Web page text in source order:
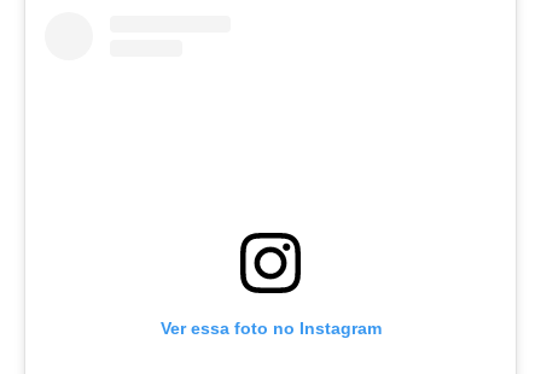
Ver essa foto no Instagram